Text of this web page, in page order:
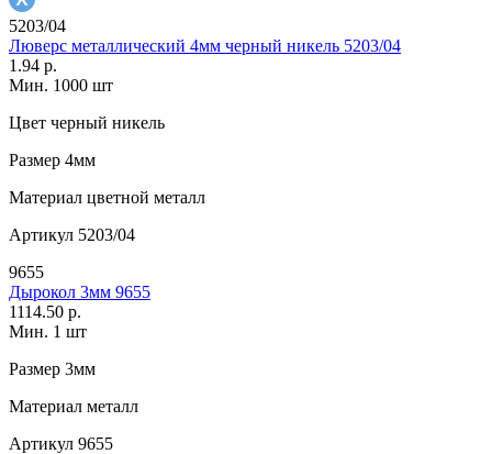
5203/04
Люверс металлический 4мм черный никель 5203/04
1.94 р.
Мин. 1000 шт
Цвет черный никель
Размер 4мм
Материал цветной металл
Артикул 5203/04
9655
Дырокол 3мм 9655
1114.50 р.
Мин. 1 шт
Размер 3мм
Материал металл
Артикул 9655